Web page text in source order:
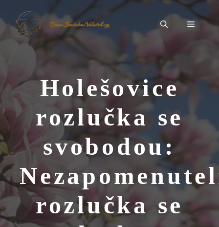
na
obsah
BrnoSvatebníVeletrh.cz Menu
Holešovice
rozlučka se
svobodou:
rozlučka se